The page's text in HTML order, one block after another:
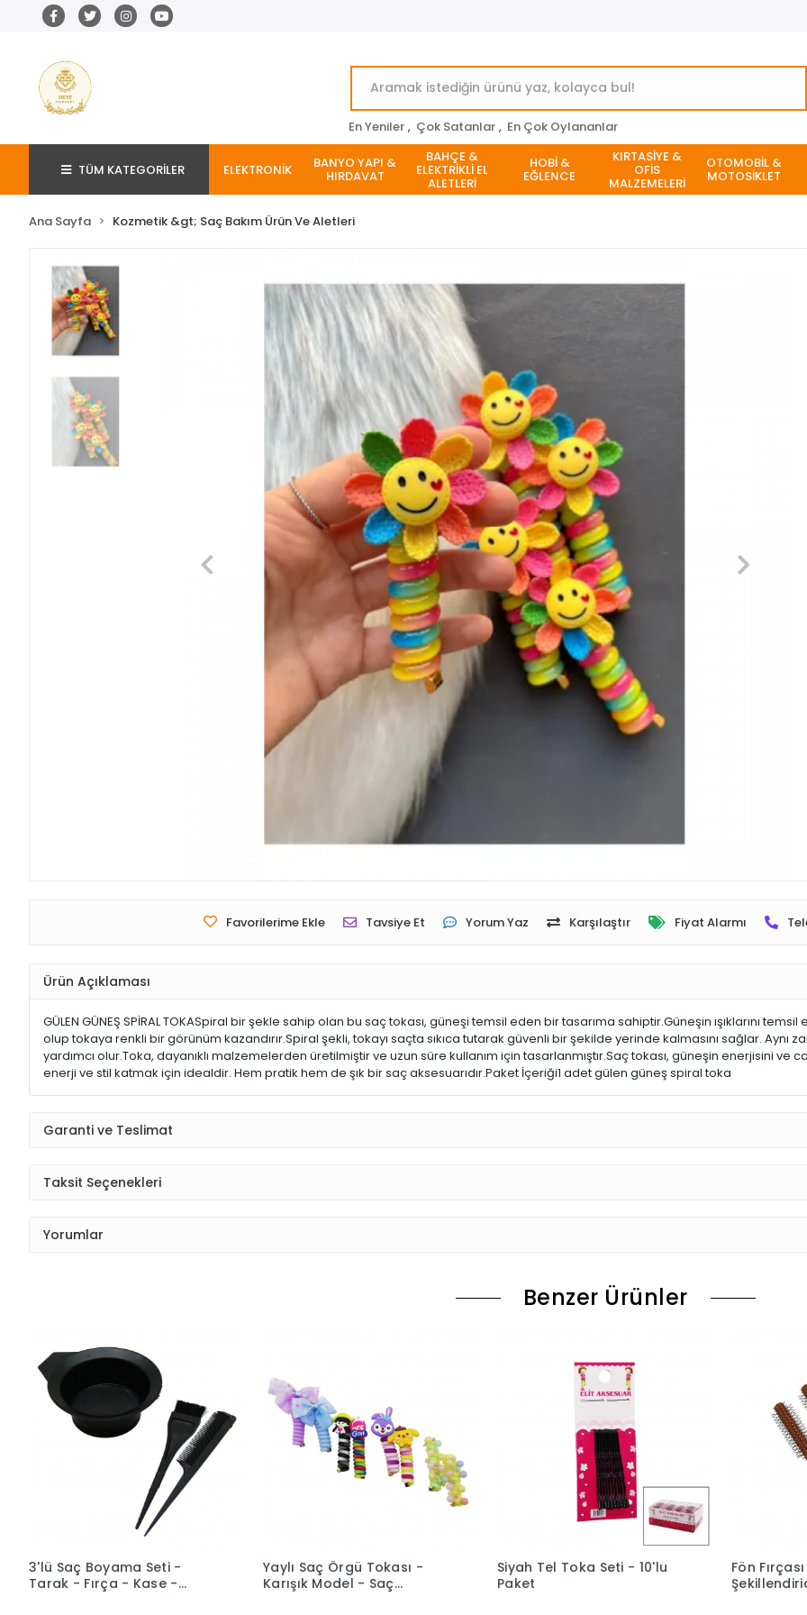
En Yeniler , Çok Satanlar , En Çok Oylananlar
TÜM KATEGORİLER ELEKTRONİK BANYO YAPI &
HIRDAVAT
BAHÇE &
ELEKTRİKLİ EL
ALETLERİ
HOBİ &
EĞLENCE
KIRTASİYE &
OFİS
MALZEMELERİ
OTOMOBİL &
MOTOSİKLET
Ana Sayfa Kozmetik &gt; Saç Bakım Ürün Ve Aletleri
Favorilerime Ekle Tavsiye Et Yorum Yaz Karşılaştır Fiyat Alarmı
Ürün Açıklaması
GÜLEN GÜNEŞ SPİRAL TOKASpiral bir şekle sahip olan bu saç tokası, güneşi temsil eden bir tasarıma sahiptir.Güneşin ışıklarını
olup tokaya renkli bir görünüm kazandırır.Spiral şekli, tokayı saçta sıkıca tutarak güvenli bir şekilde yerinde kalmasını sağlar. Aynı
yardımcı olur.Toka, dayanıklı malzemelerden üretilmiştir ve uzun süre kullanım için tasarlanmıştır.Saç tokası, güneşin enerjisini ve
enerji ve stil katmak için idealdir. Hem pratik hem de şık bir saç aksesuarıdır.Paket İçeriği1 adet gülen güneş spiral toka
Garanti ve Teslimat
Taksit Seçenekleri
Yorumlar
Benzer Ürünler
3'lü Saç Boyama Seti -
Tarak - Fırça - Kase -
Yaylı Saç Örgü Tokası -
Karışık Model - Saç
Siyah Tel Toka Seti - 10'lu
Paket
Fön